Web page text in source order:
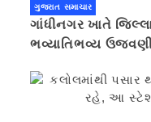
ગુજરાત સમાચાર
ગાંધીનગર ખાતે જિલ્લા
ભવ્યાતિભવ્ય